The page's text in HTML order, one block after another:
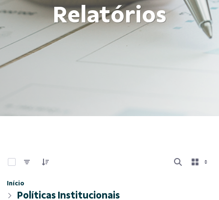
Relatórios
Início
Políticas Institucionais